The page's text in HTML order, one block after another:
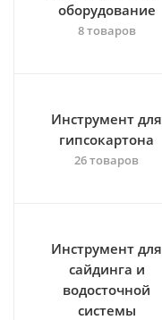
оборудование
8 товаров
Инструмент для
гипсокартона
26 товаров
Инструмент для
сайдинга и
водосточной
системы